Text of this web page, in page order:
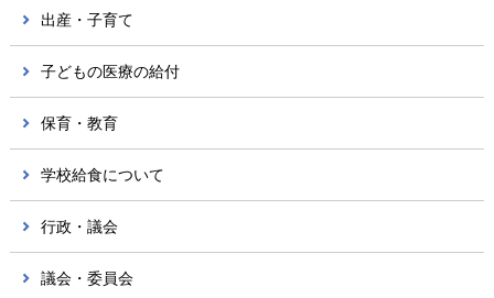
出産・子育て
子どもの医療の給付
保育・教育
学校給食について
行政・議会
議会・委員会